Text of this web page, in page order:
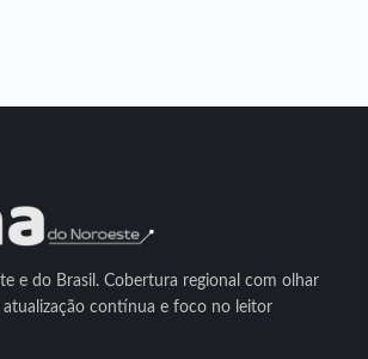
e do Brasil. Cobertura regional com olhar
contínua e foco no leitor